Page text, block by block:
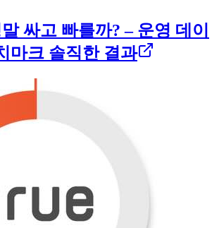
싸고 빠를까? – 운영 데이
마크 솔직한 결과